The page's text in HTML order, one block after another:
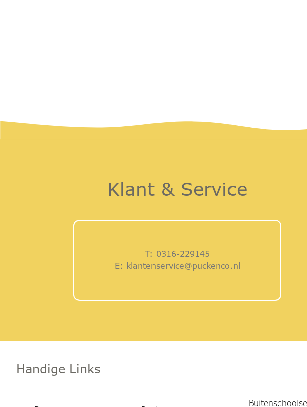
Klant & Service
T: 0316-229145
E: klantenservice@puckenco.nl
Handige Links
Buitenschoolse